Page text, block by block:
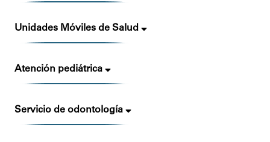
Unidades Móviles de Salud
Atención pediátrica
Servicio de odontología